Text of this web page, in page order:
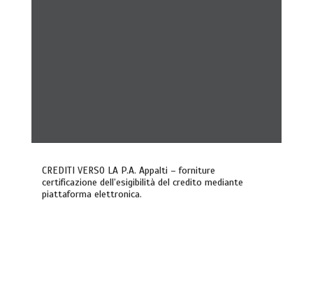
CREDITI VERSO LA P.A. Appalti – forniture
certificazione dell’esigibilità del credito mediante
piattaforma elettronica.